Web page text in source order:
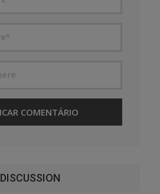
DISCUSSION